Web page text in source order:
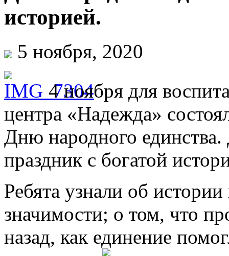
историей.
5 ноября, 2020
4 ноября для
центра «Надежда»
Дню народного единства.
праздник с богатой
Ребята узнали об
значимости; о том, что
назад, как единение